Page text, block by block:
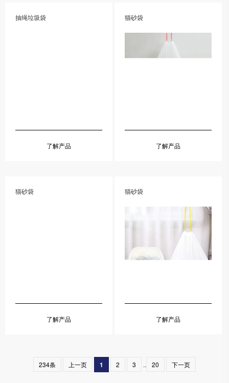
抽绳垃圾袋
了解产品
猫砂袋
了解产品
猫砂袋
了解产品
猫砂袋
了解产品
234条 上一页 1 2 3 .. 20 下一页